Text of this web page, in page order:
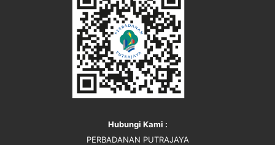
Hubungi Kami :
PERBADANAN PUTRAJAYA